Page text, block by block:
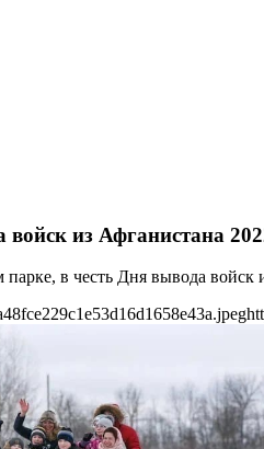
войск из Афганистана
парке, в честь Дня вывода